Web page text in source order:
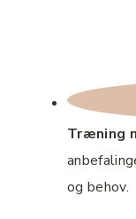
Træning
og behov.